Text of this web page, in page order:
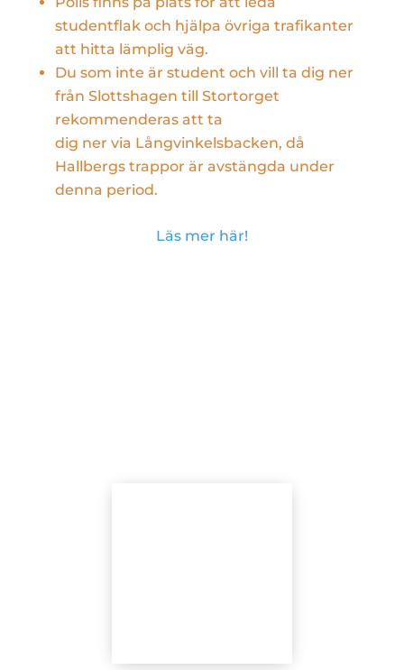
studentflak och hjälpa övriga trafikanter
att hitta lämplig väg.
Du som inte är student och vill ta dig ner
från Slottshagen till Stortorget
rekommenderas att ta
dig ner via Långvinkelsbacken, då
Hallbergs trappor är avstängda under
denna period.
Läs mer här!